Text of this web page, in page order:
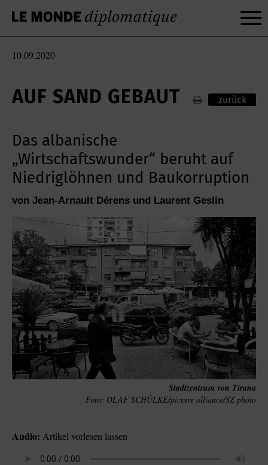
10.09.2020
AUF SAND GEBAUT zurück
Das albanische
„Wirtschaftswunder“ beruht auf
Niedriglöhnen und Baukorruption
von Jean-Arnault Dérens und Laurent Geslin
Stadtzentrum von Tirana
OLAF SCHÜLKE/picture alliance/SZ photo
Audio: Artikel vorlesen lassen